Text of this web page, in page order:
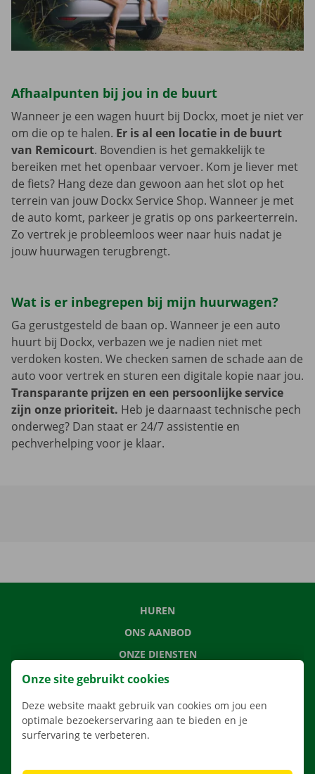
Afhaalpunten bij jou in de buurt
Wanneer je een wagen huurt bij Dockx, moet je niet ver
om die op te halen. Er is al een locatie in de buurt
van Remicourt. Bovendien is het gemakkelijk te
bereiken met het openbaar vervoer. Kom je liever met
de fiets? Hang deze dan gewoon aan het slot op het
terrein van jouw Dockx Service Shop. Wanneer je met
de auto komt, parkeer je gratis op ons parkeerterrein.
Zo vertrek je probleemloos weer naar huis nadat je
jouw huurwagen terugbrengt.
Wat is er inbegrepen bij mijn huurwagen?
Ga gerustgesteld de baan op. Wanneer je een auto
huurt bij Dockx, verbazen we je nadien niet met
verdoken kosten. We checken samen de schade aan de
auto voor vertrek en sturen een digitale kopie naar jou.
Transparante prijzen en een persoonlijke service
zijn onze prioriteit. Heb je daarnaast technische pech
onderweg? Dan staat er 24/7 assistentie en
pechverhelping voor je klaar.
HUREN
ONS AANBOD
ONZE DIENSTEN
LOCATIES
VERHUISOPLOSSINGEN
Onze site gebruikt cookies
Deze website maakt gebruik van cookies om jou een
optimale bezoekerservaring aan te bieden en je
surfervaring te verbeteren.